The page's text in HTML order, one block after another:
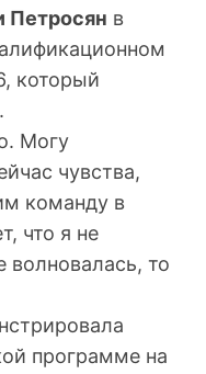
Петросян в
который
Могу
чувства,
команду в
что я не
волновалась, то
программе на